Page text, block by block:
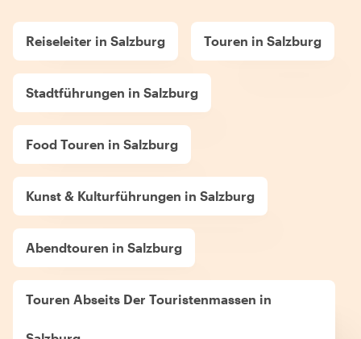
Reiseleiter in Salzburg Touren in Salzburg
Stadtführungen in Salzburg
Food Touren in Salzburg
Kunst & Kulturführungen in Salzburg
Abendtouren in Salzburg
Touren Abseits Der Touristenmassen in